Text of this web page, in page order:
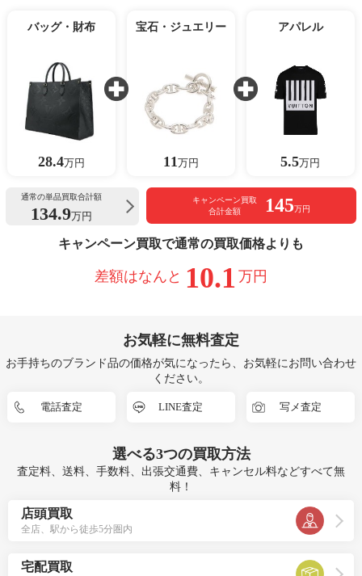
バッグ・財布
28.4万円
宝石・ジュエリー
11 万円
アパレル
5.5万円
通常の単品買取合計額
134.9万円
キャンペーン買取
合計金額
145万円
キャンペーン買取で通常の買取価格よりも
差額はなんと 10.1 万円
お気軽に無料査定
お手持ちのブランド品の価格が気になったら、お気軽にお問い合わせ
ください。
電話査定 LINE査定 写メ査定
選べる3つの買取方法
査定料、送料、手数料、出張交通費、キャンセル料などすべて無
料！
店頭買取
全店、駅から徒歩5分圏内
宅配買取